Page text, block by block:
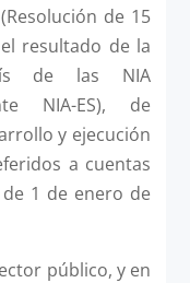
de 15
resultado de la
de las NIA
NIA-ES), de
y ejecución
a cuentas
1 de enero de
público, y en